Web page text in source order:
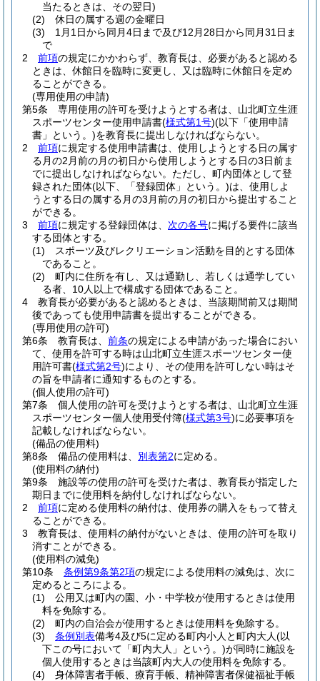
当たるときは、その翌日)
(2)
休日の属する週の金曜日
(3)
1月1日から同月4日まで及び12月28日から同月31日ま
で
2
前項の規定にかかわらず、教育長は、必要があると認める
ときは、休館日を臨時に変更し、又は臨時に休館日を定め
ることができる。
(専用使用の申請)
第5条
専用使用の許可を受けようとする者は、山北町立生涯
スポーツセンター使用申請書(様式第1号)(以下「使用申請
書」という。)を教育長に提出しなければならない。
2
前項に規定する使用申請書は、使用しようとする日の属す
る月の2月前の月の初日から使用しようとする日の3日前ま
でに提出しなければならない。 ただし、町内団体として登
録された団体(以下、「登録団体」という。)は、使用しよ
うとする日の属する月の3月前の月の初日から提出すること
ができる。
3
前項に規定する登録団体は、 次の各号に掲げる要件に該当
する団体とする。
(1)
スポーツ及びレクリエーション活動を目的とする団体
であること。
(2)
町内に住所を有し、又は通勤し、若しくは通学してい
る者、10人以上で構成する団体であること。
4
教育長が必要があると認めるときは、当該期間前又は期間
後であっても使用申請書を提出することができる。
(専用使用の許可)
第6条
教育長は、 前条の規定による申請があった場合におい
て、使用を許可する時は山北町立生涯スポーツセンター使
用許可書(様式第2号)により、その使用を許可しない時はそ
の旨を申請者に通知するものとする。
(個人使用の許可)
第7条
個人使用の許可を受けようとする者は、山北町立生涯
スポーツセンター個人使用受付簿(様式第3号)に必要事項を
記載しなければならない。
(備品の使用料)
第8条
備品の使用料は、 別表第2に定める。
(使用料の納付)
第9条
施設等の使用の許可を受けた者は、教育長が指定した
期日までに使用料を納付しなければならない。
2
前項に定める使用料の納付は、使用券の購入をもって替え
ることができる。
3
教育長は、使用料の納付がないときは、使用の許可を取り
消すことができる。
(使用料の減免)
第10条
条例第9条第2項の規定による使用料の減免は、次に
定めるところによる。
(1)
公用又は町内の園、小・中学校が使用するときは使用
料を免除する。
(2)
町内の自治会が使用するときは使用料を免除する。
(3)
条例別表備考4及び5に定める町内小人と町内大人(以
下この号において「町内大人」という。)が同時に施設を
個人使用するときは当該町内大人の使用料を免除する。
(4)
身体障害者手帳、療育手帳、精神障害者保健福祉手帳